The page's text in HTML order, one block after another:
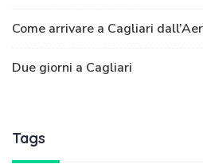
Come arrivare a Cagliari
Due giorni a Cagliari
Tags